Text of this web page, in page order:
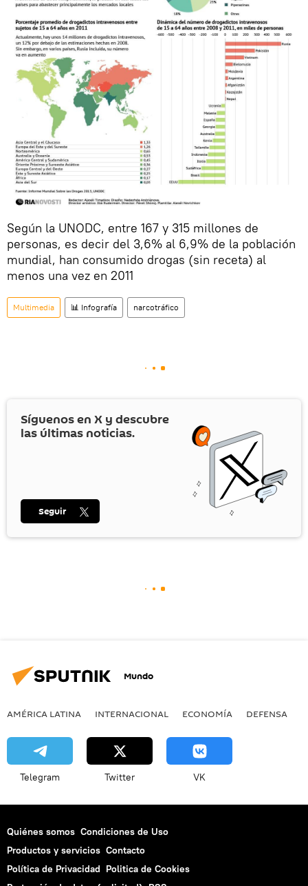
Según la UNODC, entre 167 y 315 millones de
personas, es decir del 3,6% al 6,9% de la población
mundial, han consumido drogas (sin receta) al
menos una vez en 2011
Multimedia 📊 Infografía narcotráfico
Síguenos en X y descubre
las últimas noticias.
Seguir
Mundo
AMÉRICA LATINA INTERNACIONAL ECONOMÍA DEFENSA
Telegram Twitter VK
Quiénes somos Condiciones de Uso
Productos y servicios Contacto
Política de Privacidad Politica de Cookies